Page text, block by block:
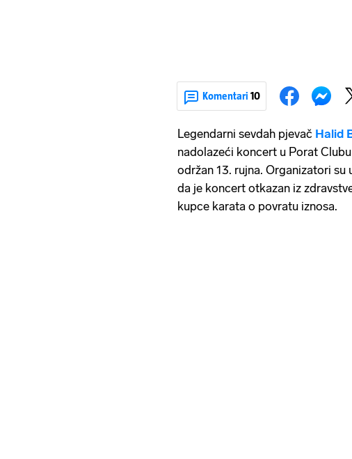
Komentari 10
Legendarni sevdah pjevač Halid
nadolazeći koncert u Porat
održan 13. rujna. Organizatori
da je koncert otkazan iz
kupce karata o povratu iznosa.